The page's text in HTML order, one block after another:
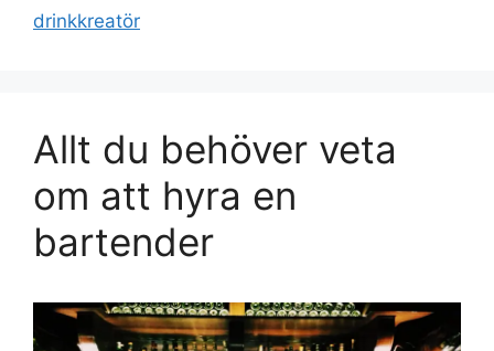
drinkkreatör
Allt du behöver veta
om att hyra en
bartender